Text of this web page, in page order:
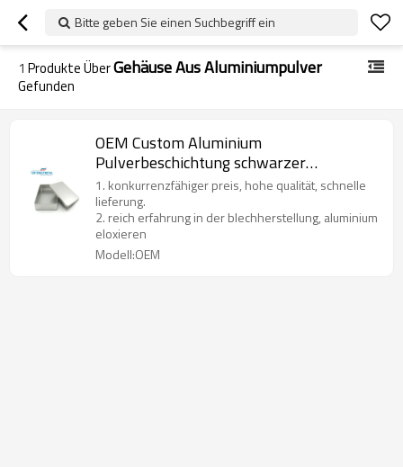
Bitte geben Sie einen Suchbegriff ein
1 Produkte ÜberGehäuse Aus Aluminiumpulver
Gefunden
OEM Custom Aluminium
Pulverbeschichtung schwarzer
Blechkasten für elektrische Teile
1. konkurrenzfähiger preis, hohe qualität, schnelle
lieferung.
2. reich erfahrung in der blechherstellung, aluminium
eloxieren
Modell:OEM